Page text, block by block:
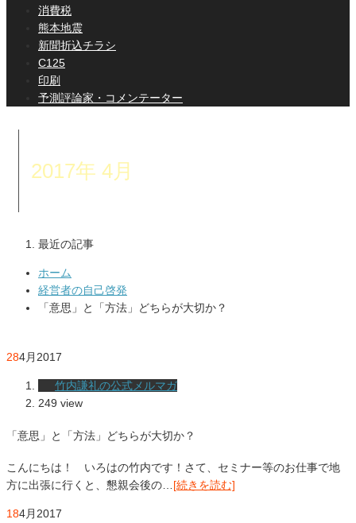
消費税
熊本地震
新聞折込チラシ
C125
印刷
予測評論家・コメンテーター
2017年 4月
最近の記事
ホーム
経営者の自己啓発
「意思」と「方法」どちらが大切か？
284月 2017
竹内謙礼の公式メルマガ
249 view
「意思」と「方法」どちらが大切か？
こんにちは！ いろはの竹内です！さて、セミナー等のお仕事で地
方に出張に行くと、懇親会後の…[続きを読む]
184月2017